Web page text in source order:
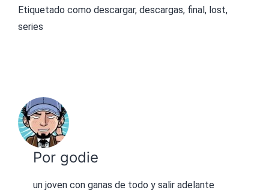
Etiquetado como descargar, descargas, final , lost,
series
Por godie
un joven con ganas de todo y salir adelante